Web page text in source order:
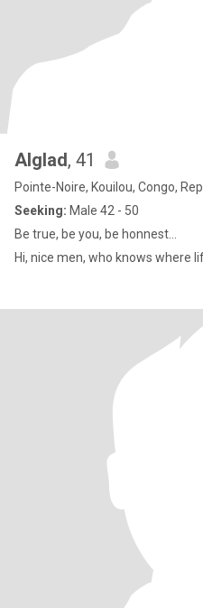
Alglad, 41
Pointe-Noire, Kouilou, Congo,
Seeking: Male 42 - 50
Be true, be you, be honnest...